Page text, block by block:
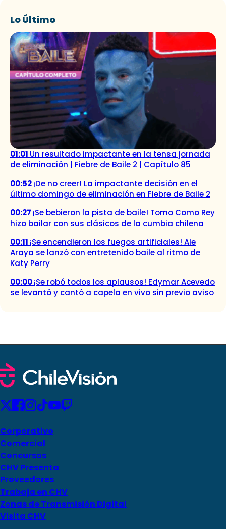
Lo Último
01:01 Un resultado impactante en la tensa jornada
de eliminación | Fiebre de Baile 2 | Capítulo 85
00:52¡De no creer! La impactante decisión en el
último domingo de eliminación en Fiebre de Baile 2
00:27 ¡Se bebieron la pista de baile! Tomo Como Rey
hizo bailar con sus clásicos de la cumbia chilena
00:11 ¡Se encendieron los fuegos artificiales! Ale
Araya se lanzó con entretenido baile al ritmo de
Katy Perry
00:00¡Se robó todos los aplausos! Edymar Acevedo
se levantó y cantó a capela en vivo sin previo aviso
Corporativo
Comercial
Concursos
CHV Presenta
Proveedores
Trabaja en CHV
Zonas de Transmisión Digital
Visita CHV